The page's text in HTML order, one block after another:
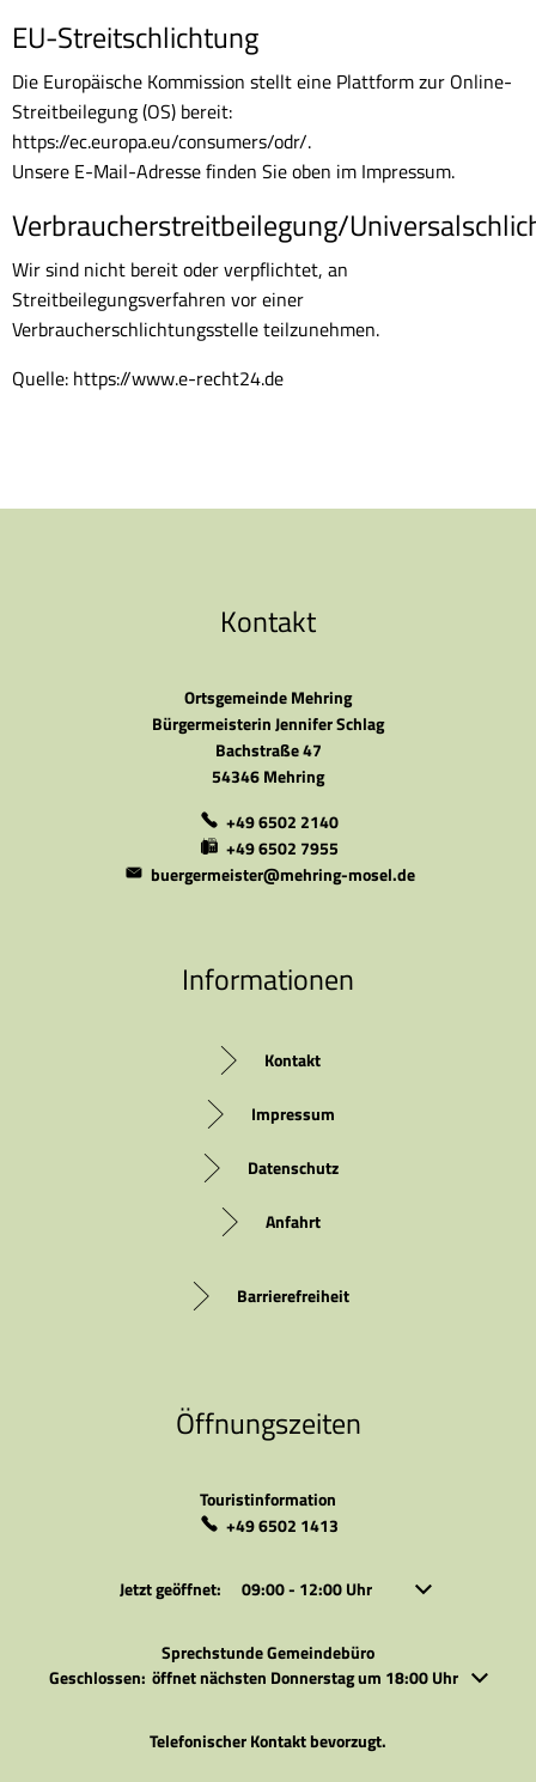
EU-Streitschlichtung
Die Europäische Kommission stellt eine Plattform zur Online-
Streitbeilegung (OS) bereit:
https://ec.europa.eu/consumers/odr/.
Unsere E-Mail-Adresse finden Sie oben im Impressum.
Verbraucherstreitbeilegung/
Wir sind nicht bereit oder verpflichtet, an
Streitbeilegungsverfahren vor einer
Verbraucherschlichtungsstelle teilzunehmen.
Quelle: https://www.e-recht24.de
Kontakt
Ortsgemeinde Mehring
Bürgermeisterin Jennifer Schlag
Bachstraße 47
54346 Mehring
+49 6502 2140
+49 6502 7955
buergermeister@mehring-mosel.de
Informationen
Kontakt
Impressum
Datenschutz
Anfahrt
Barrierefreiheit
Öffnungszeiten
Touristinformation
+49 6502 1413
Klicken, um weitere Öffnungs- oder Schließzeiten
Jetzt geöffnet: 09:00- 12:00Uhr Von 09:00 bis
Sprechstunde Gemeindebüro
Klicken, um weitere Öffnungs- oder Schließzeiten auszublenden
Geschlossen: öffnet nächsten Donnerstag um 18:00 Uhr
Telefonischer Kontakt bevorzugt.